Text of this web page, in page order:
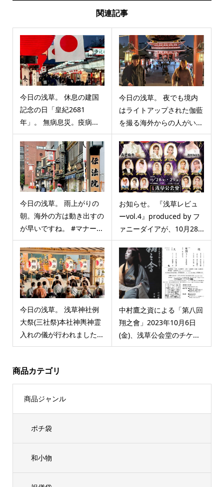
関連記事
今日の浅草。 休息の建国
記念の日「皇紀2681
年」。 無病息災。疫病...
今日の浅草。 夜でも境内
はライトアップされた伽藍
を撮る海外からの人がい...
今日の浅草。 雨上がりの
朝。海外の方は動き出すの
が早いですね。 #マナー...
お知らせ。 『浅草レビュ
ーvol.4』produced by フ
ァニーダイアが、10月28...
今日の浅草。 浅草神社例
大祭(三社祭)本社神輿神霊
入れの儀が行われました...
中村鷹之資による「第八回
翔之會」2023年10月6日
(金)、浅草公会堂のチケ...
商品カテゴリ
商品ジャンル
ポチ袋
和小物